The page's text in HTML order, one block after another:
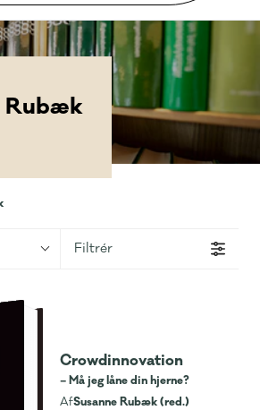
Rubæk
Filtrér
Crowdinnovation
– Må jeg låne din hjerne?
AfSusanne Rubæk (red.)